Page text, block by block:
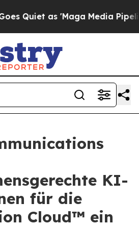
as 'Maga Media Pipeline'
KI-
für die
Cloud™ ein